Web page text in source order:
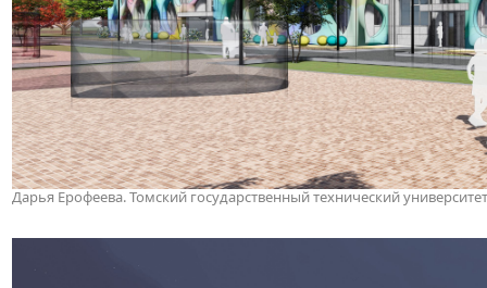
Дарья Ерофеева. Томский государственный технический университет